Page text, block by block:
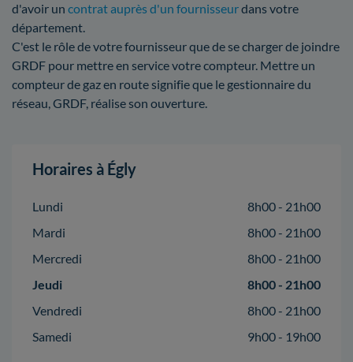
d'avoir un contrat auprès d'un fournisseurdans votre
département.
C'est le rôle de votre fournisseur que de se charger de joindre
GRDF pour mettre en service votre compteur. Mettre un
compteur de gaz en route signifie que le gestionnaire du
réseau, GRDF, réalise son ouverture.
Horaires à Égly
Lundi
8h00 - 21h00
Mardi
8h00 - 21h00
Mercredi
8h00 - 21h00
Jeudi
8h00 - 21h00
Vendredi
8h00 - 21h00
Samedi
9h00 - 19h00